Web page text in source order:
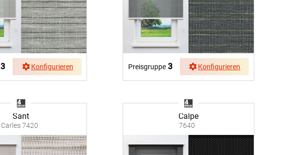
Blogspot
3 Konfigurieren Preisgruppe 3 Konfigurieren
Sant
Carles 7420
Calpe
7640